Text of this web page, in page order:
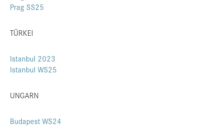
Prag SS25
TÜRKEI
Istanbul 2023
Istanbul WS25
UNGARN
Budapest WS24